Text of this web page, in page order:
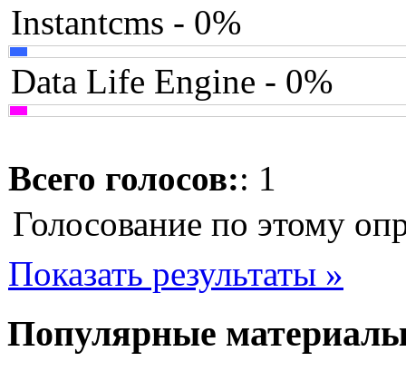
Instantcms - 0%
Data Life Engine - 0%
Всего голосов:: 1
Голосование по этому
Показать результаты »
Популярные